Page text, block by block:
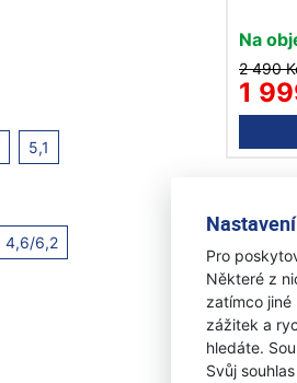
Pro
Některé z
zatímco
zážitek a
hledáte.
Svůj
5,1
4,6/6,2
Na
2 490
1